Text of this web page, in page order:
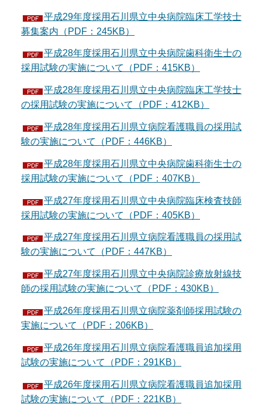
平成29年度採用石川県立中央病院臨床工学技士
募集案内（PDF：245KB）
平成28年度採用石川県立中央病院歯科衛生士の
採用試験の実施について（PDF：415KB）
平成28年度採用石川県立中央病院臨床工学技士
の採用試験の実施について（PDF：412KB）
平成28年度採用石川県立病院看護職員の採用試
験の実施について（PDF：446KB）
平成28年度採用石川県立中央病院歯科衛生士の
採用試験の実施について（PDF：407KB）
平成27年度採用石川県立中央病院臨床検査技師
採用試験の実施について（PDF：405KB）
平成27年度採用石川県立病院看護職員の採用試
験の実施について（PDF：447KB）
平成27年度採用石川県立中央病院診療放射線技
師の採用試験の実施について（PDF：430KB）
平成26年度採用石川県立病院薬剤師採用試験の
実施について（PDF：206KB）
平成26年度採用石川県立病院看護職員追加採用
試験の実施について（PDF：291KB）
平成26年度採用石川県立病院看護職員追加採用
試験の実施について（PDF：221KB）